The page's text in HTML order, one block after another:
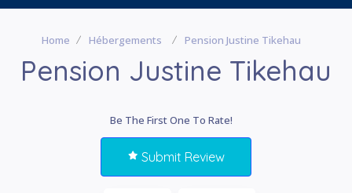
Home Hébergements Pension Justine Tikehau
Pension Justine Tikehau
Be The First One To Rate!
Submit Review